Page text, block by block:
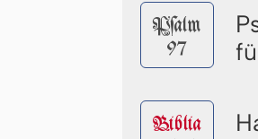
Pſalm
97
Biblia